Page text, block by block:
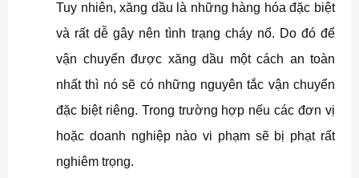
Tuy nhiên, xăng dầu là những hàng hóa đặc biệt
và rất dễ gây nên tình trạng cháy nổ. Do đó để
vận chuyển được xăng dầu một cách an toàn
nhất thì nó sẽ có những nguyên tắc vận chuyển
đặc biệt riêng. Trong trường hợp nếu các đơn vị
hoặc doanh nghiệp nào vi phạm sẽ bị phạt rất
nghiêm trọng.